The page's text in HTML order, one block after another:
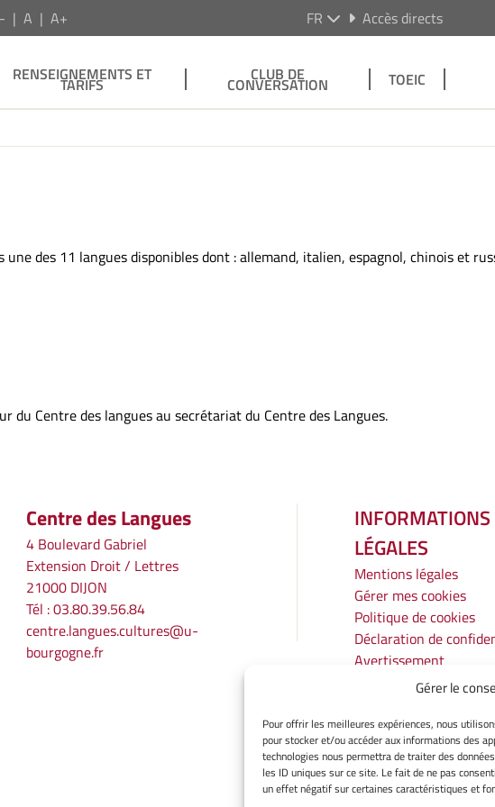
Gérer le
Pour offrir les meilleures expériences, nous
pour stocker et/ou accéder aux informations des
technologies nous permettra de traiter des
les ID uniques sur ce site. Le fait de ne pas
un effet négatif sur certaines caractéristiques et
A A+ FR Accès directs
RENSEIGNEMENTS ET
TARIFS CLUB DE
CONVERSATION TOEIC
des 11 langues disponibles dont : allemand, italien, espagnol, chinois et
du Centre des langues au secrétariat du Centre des Langues.
Centre des Langues
4 Boulevard Gabriel
Extension Droit / Lettres
21000 DIJON
Tél : 03.80.39.56.84
centre.langues.cultures@u-
bourgogne.fr
INFORMATIONS
LÉGALES
Mentions légales
Gérer mes cookies
Politique de cookies
Déclaration de
Avertissement
Cookie Policy
Cookie Policy
Privacy Statement
Disclaimer